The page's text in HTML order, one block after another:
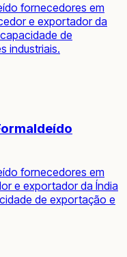
fornecedores em
e exportador da
de
industriais.
fornecedores em
e exportador da Índia
de exportação e